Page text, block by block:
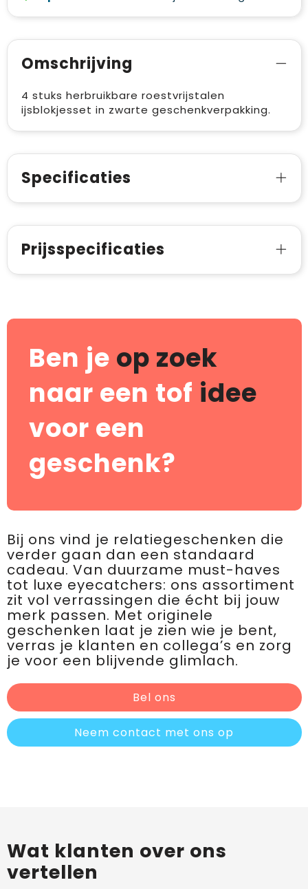
Omschrijving
4 stuks herbruikbare roestvrijstalen
ijsblokjesset in zwarte geschenkverpakking.
Specificaties
Prijsspecificaties
Ben je op zoek
naar een tof idee
voor een
geschenk?
Bij ons vind je relatiegeschenken die
verder gaan dan een standaard
cadeau. Van duurzame must-haves
tot luxe eyecatchers: ons assortiment
zit vol verrassingen die écht bij jouw
merk passen. Met originele
geschenken laat je zien wie je bent,
verras je klanten en collega’s en zorg
je voor een blijvende glimlach.
Bel ons
Neem contact met ons op
Wat klanten over ons
vertellen